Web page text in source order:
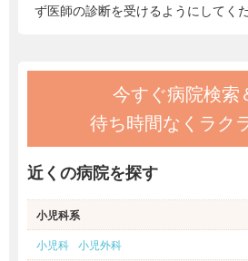
ず医師の診断を受けるようにしてくだ
今すぐ病院検索
待ち時間なくラク
近くの病院を探す
小児科系
小児科 小児外科